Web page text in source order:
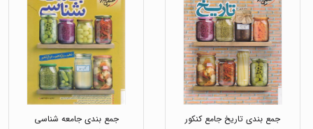
جمع بندی تاریخ جامع کنکور
جمع بندی جامعه شناسی